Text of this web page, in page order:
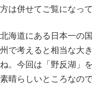
方は併せてご覧になっ
北海道にある日本一の
州で考えると相当な大
ね。今回は「野反湖」
素晴らしいところなの